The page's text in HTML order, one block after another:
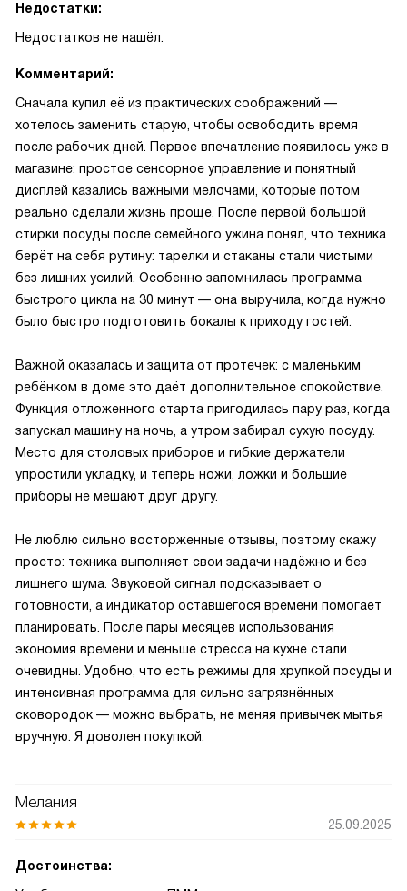
Недостатки:
Недостатков не нашёл.
Комментарий:
Сначала купил её из практических соображений —
хотелось заменить старую, чтобы освободить время
после рабочих дней. Первое впечатление появилось уже в
магазине: простое сенсорное управление и понятный
дисплей казались важными мелочами, которые потом
реально сделали жизнь проще. После первой большой
стирки посуды после семейного ужина понял, что техника
берёт на себя рутину: тарелки и стаканы стали чистыми
без лишних усилий. Особенно запомнилась программа
быстрого цикла на 30 минут — она выручила, когда нужно
было быстро подготовить бокалы к приходу гостей.
Важной оказалась и защита от протечек: с маленьким
ребёнком в доме это даёт дополнительное спокойствие.
Функция отложенного старта пригодилась пару раз, когда
запускал машину на ночь, а утром забирал сухую посуду.
Место для столовых приборов и гибкие держатели
упростили укладку, и теперь ножи, ложки и большие
приборы не мешают друг другу.
Не люблю сильно восторженные отзывы, поэтому скажу
просто: техника выполняет свои задачи надёжно и без
лишнего шума. Звуковой сигнал подсказывает о
готовности, а индикатор оставшегося времени помогает
планировать. После пары месяцев использования
экономия времени и меньше стресса на кухне стали
очевидны. Удобно, что есть режимы для хрупкой посуды и
интенсивная программа для сильно загрязнённых
сковородок — можно выбрать, не меняя привычек мытья
вручную. Я доволен покупкой.
Мелания
25.09.2025
Достоинства: